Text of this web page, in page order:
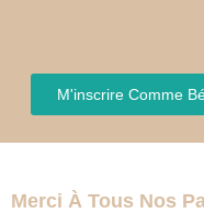
M'inscrire Comme
Merci À Tous Nos